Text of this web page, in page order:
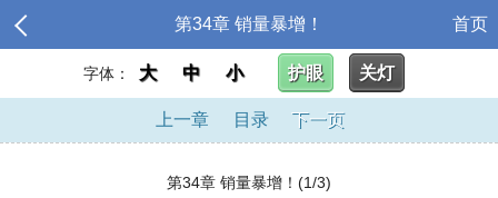
第34章 销量暴增！ 首页
字体： 大 中 小 护眼 关灯
上一章 目录 下一页
第34章 销量暴增！(1/3)